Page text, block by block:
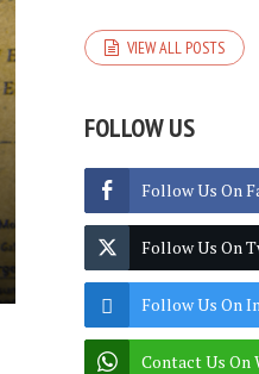
VIEW ALL POSTS
FOLLOW US
Follow Us On
Follow Us On
Follow Us On
Contact Us On